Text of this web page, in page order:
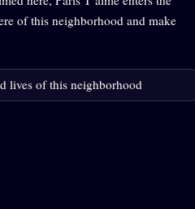
of this neighborhood and make
lives of this neighborhood